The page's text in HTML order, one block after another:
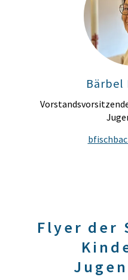
Bärbel
Flyer der